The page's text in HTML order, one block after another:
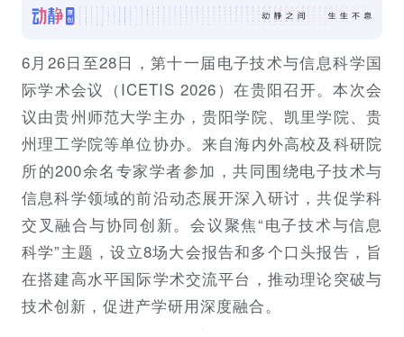
6月26日至28日，第十一届电子技术与信息科学国
际学术会议（ICETIS 2026）在贵阳召开。本次会
议由贵州师范大学主办，贵阳学院、凯里学院、贵
州理工学院等单位协办。来自海内外高校及科研院
所的200余名专家学者参加，共同围绕电子技术与
信息科学领域的前沿动态展开深入研讨，共促学科
交叉融合与协同创新。会议聚焦“电子技术与信息
科学”主题，设立8场大会报告和多个口头报告，旨
在搭建高水平国际学术交流平台，推动理论突破与
技术创新，促进产学研用深度融合。